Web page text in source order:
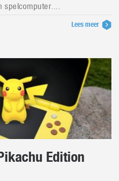
spelcomputer....
Lees meer
Edition